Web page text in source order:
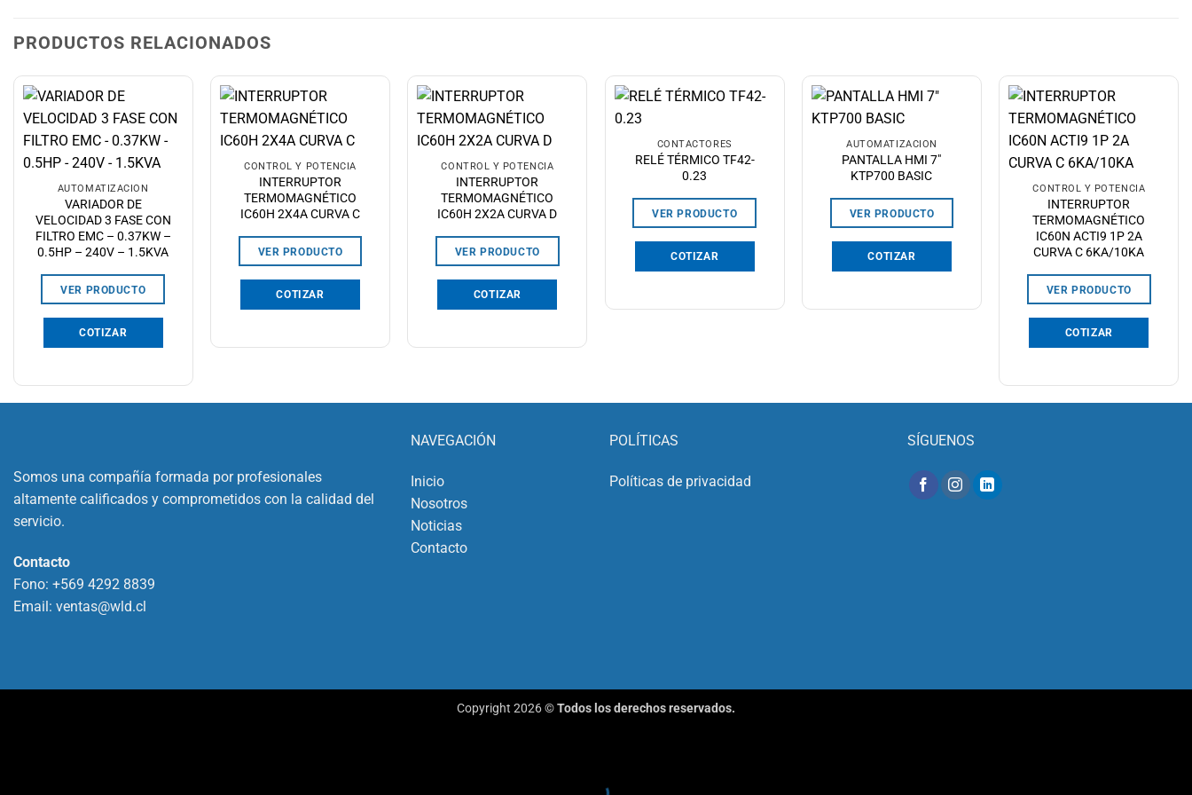
PRODUCTOS RELACIONADOS
AUTOMATIZACIÓN
VARIADOR DE
VELOCIDAD 3 FASE CON
FILTRO EMC – 0.37KW –
0.5HP – 240V – 1.5KVA
VER PRODUCTO
COTIZAR
CONTROL Y POTENCIA
INTERRUPTOR
TERMOMAGNÉTICO
IC60H 2X4A CURVA C
VER PRODUCTO
COTIZAR
CONTROL Y POTENCIA
INTERRUPTOR
TERMOMAGNÉTICO
IC60H 2X2A CURVA D
VER PRODUCTO
COTIZAR
CONTACTORES
RELÉ TÉRMICO TF42-
0.23
VER PRODUCTO
COTIZAR
AUTOMATIZACIÓN
PANTALLA HMI 7″
KTP700 BASIC
VER PRODUCTO
COTIZAR
CONTROL Y POTENCIA
INTERRUPTOR
TERMOMAGNÉTICO
IC60N ACTI9 1P 2A
CURVA C 6KA/10KA
VER PRODUCTO
COTIZAR
Somos una compañía formada por profesionales
altamente calificados y comprometidos con la calidad del
servicio.
Contacto
Fono: +569 4292 8839
Email: ventas@wld.cl
NAVEGACIÓN
Inicio
Nosotros
Noticias
Contacto
POLÍTICAS
Políticas de privacidad
SÍGUENOS
Copyright 2026 ©Todos los derechos reservados.